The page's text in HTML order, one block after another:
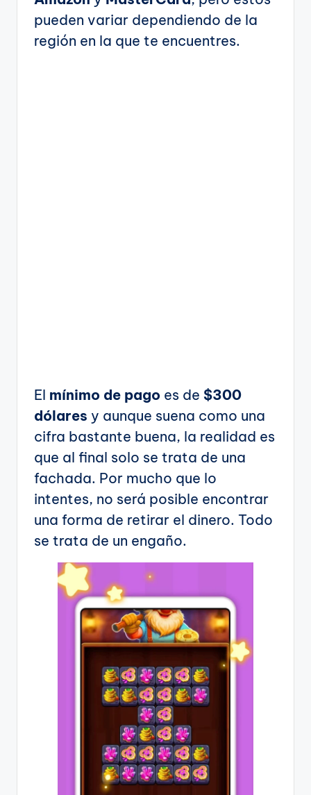
pueden variar dependiendo de la
región en la que te encuentres.
El mínimo de pago es de $300
dólares y aunque suena como una
cifra bastante buena, la realidad es
que al final solo se trata de una
fachada. Por mucho que lo
intentes, no será posible encontrar
una forma de retirar el dinero. Todo
se trata de un engaño.